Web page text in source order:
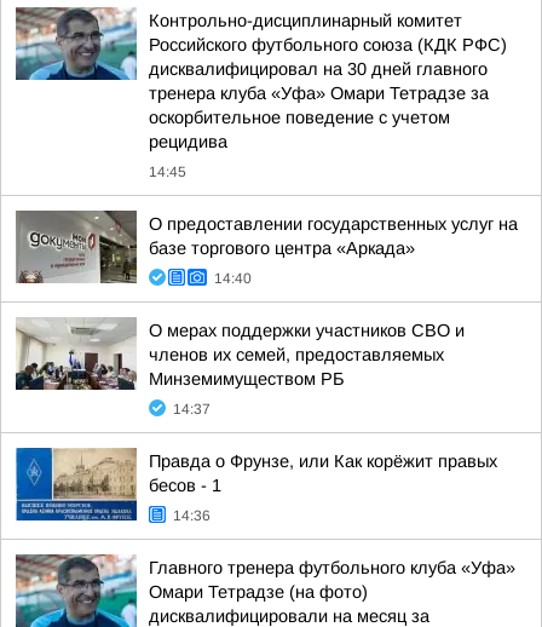
Контрольно-дисциплинарный комитет
Российского футбольного союза (КДК РФС)
дисквалифицировал на 30 дней главного
тренера клуба «Уфа» Омари Тетрадзе за
оскорбительное поведение с учетом
рецидива
14:45
О предоставлении государственных услуг на
базе торгового центра «Аркада»
14:40
О мерах поддержки участников СВО и
членов их семей, предоставляемых
Минземимуществом РБ
14:37
Правда о Фрунзе, или Как корёжит правых
бесов - 1
14:36
Главного тренера футбольного клуба «Уфа»
Омари Тетрадзе (на фото)
дисквалифицировали на месяц за